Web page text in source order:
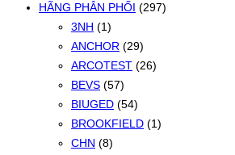
HÃNG PHÂN PHỐI (297)
3NH (1)
ANCHOR (29)
ARCOTEST (26)
BEVS (57)
BIUGED (54)
BROOKFIELD (1)
CHN (8)